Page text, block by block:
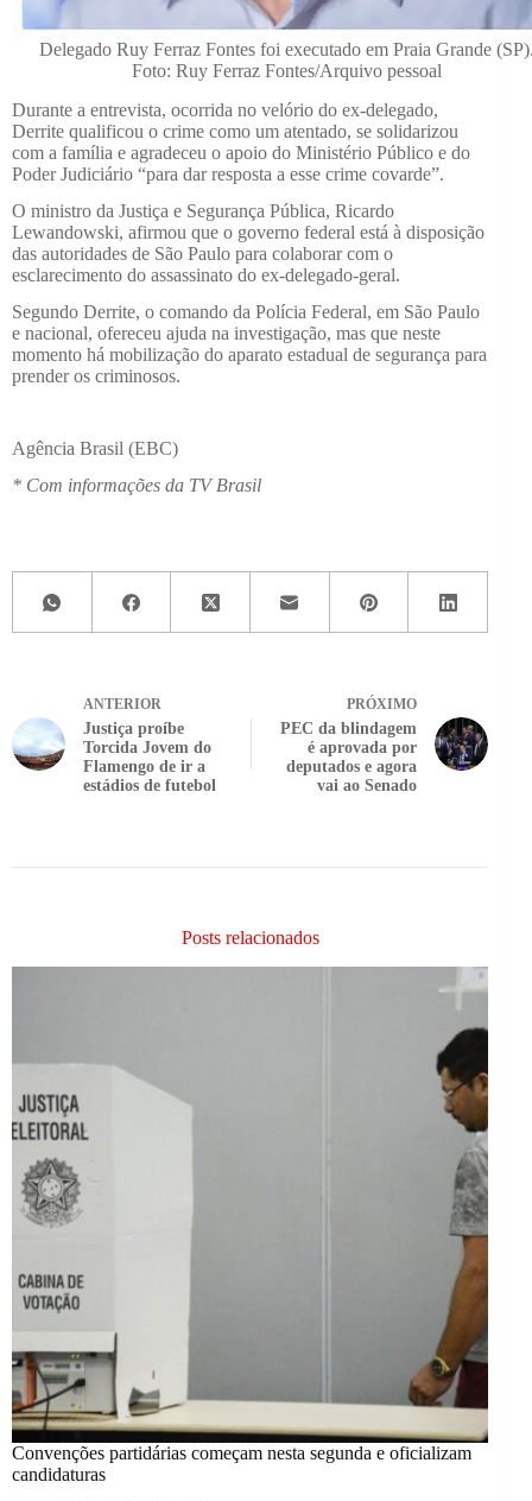
Delegado Ruy Ferraz Fontes foi executado em Praia Grande
Foto: Ruy Ferraz Fontes/Arquivo pessoal
Durante a entrevista, ocorrida no velório do ex-delegado,
Derrite qualificou o crime como um atentado, se solidarizou
com a família e agradeceu o apoio do Ministério Público e do
Poder Judiciário “para dar resposta a esse crime covarde”.
O ministro da Justiça e Segurança Pública, Ricardo
Lewandowski, afirmou que o governo federal está à disposição
das autoridades de São Paulo para colaborar com o
esclarecimento do assassinato do ex-delegado-geral.
Segundo Derrite, o comando da Polícia Federal, em São Paulo
e nacional, ofereceu ajuda na investigação, mas que neste
momento há mobilização do aparato estadual de segurança para
prender os criminosos.
Agência Brasil (EBC)
* Com informações da TV Brasil
ANTERIOR
Justiça proíbe
Torcida Jovem do
Flamengo de ir a
estádios de futebol
PRÓXIMO
PEC da blindagem
é aprovada por
deputados e agora
vai ao Senado
Posts relacionados
Convenções partidárias começam nesta segunda e oficializam
candidaturas